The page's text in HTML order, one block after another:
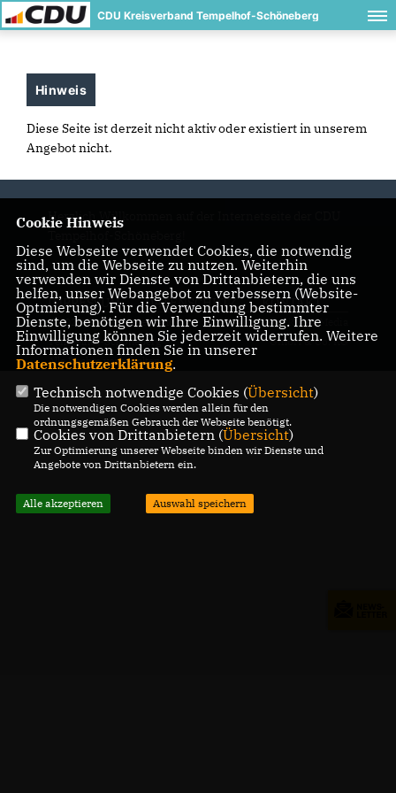
CDU Kreisverband Tempelhof-Schöneberg
Hinweis
Diese Seite ist derzeit nicht aktiv oder existiert in unserem
Angebot nicht.
Herzlich Willkommen auf der Internetseite der CDU
IMPRESSUM DATENSCHUTZ KONTAKT
© 2026 CDU Kreisverband
Tempelhof-Schöneberg
Alle Rechte vorbehalten.
Realisation: Sharkness Media
GmbH & Co. KG
Cookie Hinweis
Diese Webseite verwendet Cookies, die notwendig
sind, um die Webseite zu nutzen. Weiterhin
verwenden wir Dienste von Drittanbietern, die uns
helfen, unser Webangebot zu verbessern (Website-
Optmierung). Für die Verwendung bestimmter
Dienste, benötigen wir Ihre Einwilligung. Ihre
Einwilligung können Sie jederzeit widerrufen. Weitere
Informationen finden Sie in unserer
Datenschutzerklärung.
Technisch notwendige Cookies (Übersicht)
Die notwendigen Cookies werden allein für den
ordnungsgemäßen Gebrauch der Webseite benötigt.
Cookies von Drittanbietern (Übersicht)
Zur Optimierung unserer Webseite binden wir Dienste und
Angebote von Drittanbietern ein.
Alle akzeptieren Auswahl speichern